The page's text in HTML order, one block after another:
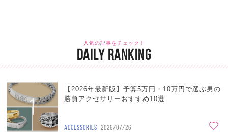
人気の記事をチェック！
DAILY RANKING
1
【2026年最新版】予算5万円・10万円で選ぶ男の
勝負アクセサリーおすすめ10選
ACCESSORIES 2026/07/26